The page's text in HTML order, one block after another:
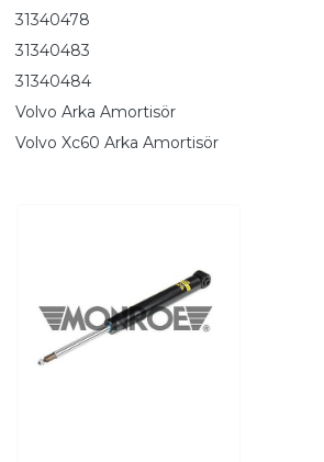
31340478
31340483
31340484
Volvo Arka Amortisör
Volvo Xc60 Arka Amortisör